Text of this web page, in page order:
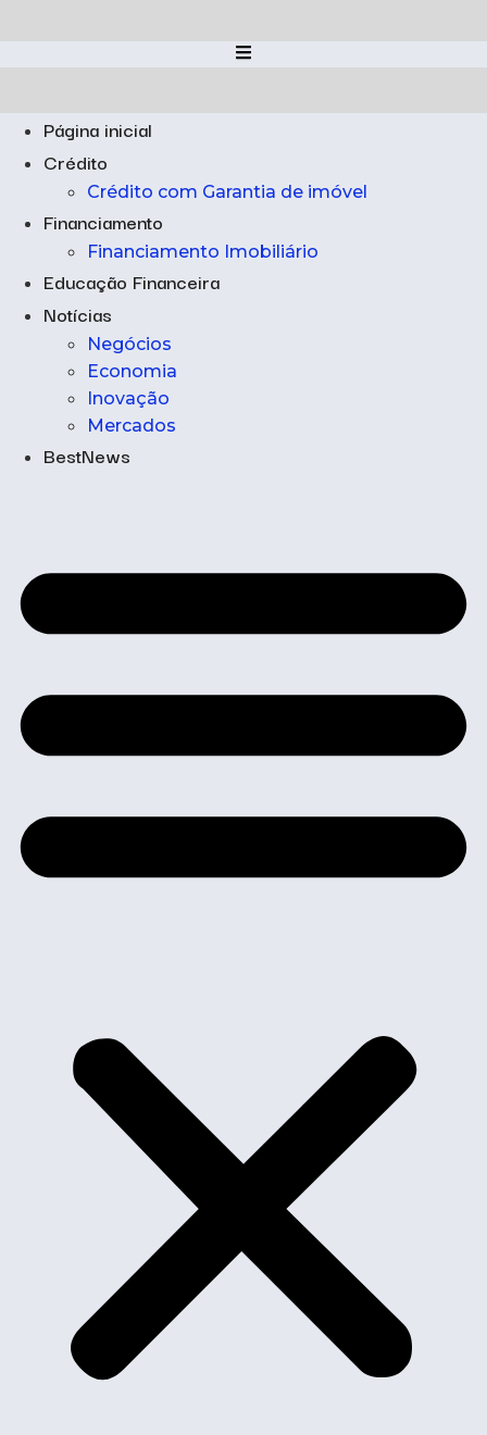
Página inicial
Crédito
Crédito com Garantia de imóvel
Financiamento
Financiamento Imobiliário
Educação Financeira
Notícias
Negócios
Economia
Inovação
Mercados
BestNews